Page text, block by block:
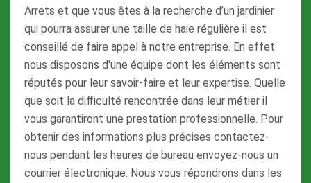
Arrets et que vous êtes à la recherche d’un jardinier
qui pourra assurer une taille de haie régulière il est
conseillé de faire appel à notre entreprise. En effet
nous disposons d'une équipe dont les éléments sont
réputés pour leur savoir-faire et leur expertise. Quelle
que soit la difficulté rencontrée dans leur métier il
vous garantiront une prestation professionnelle. Pour
obtenir des informations plus précises contactez-
nous pendant les heures de bureau envoyez-nous un
courrier électronique. Nous vous répondrons dans les